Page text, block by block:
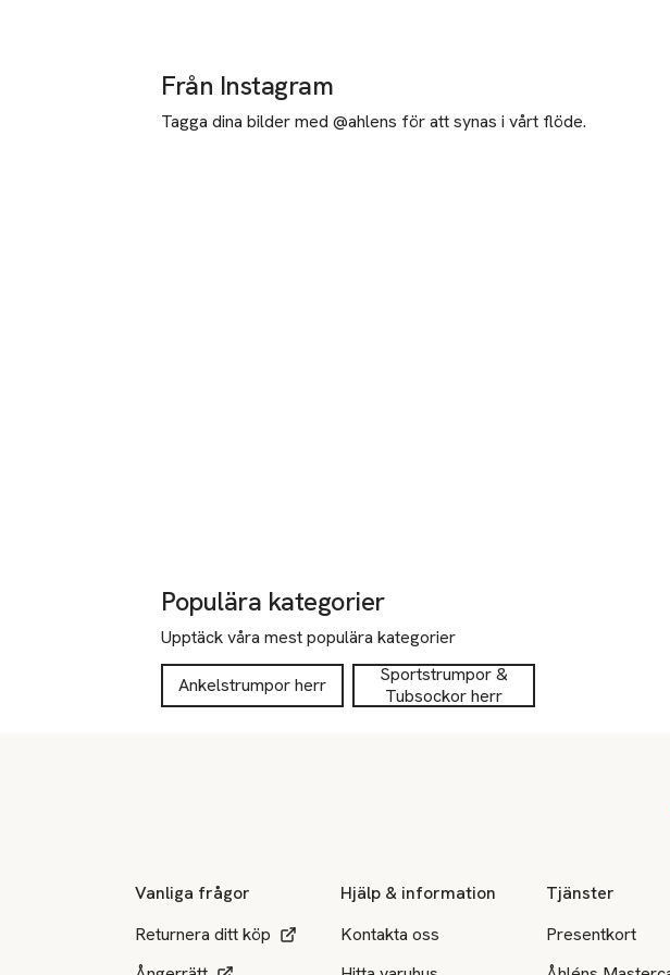
Från Instagram
Tagga dina bilder med @ahlens för att synas i vårt flöde.
Populära kategorier
Upptäck våra mest populära kategorier
Ankelstrumpor herr
Sportstrumpor &
Tubsockor herr
Vanliga frågor
Returnera ditt köp
Hjälp & information
Kontakta oss
Tjänster
Presentkort